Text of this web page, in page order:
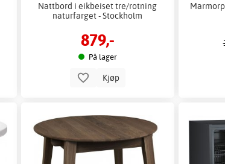
Nattbord i eikbeiset tre/rotning
naturfarget - Stockholm
879,-
På lager
Kjøp